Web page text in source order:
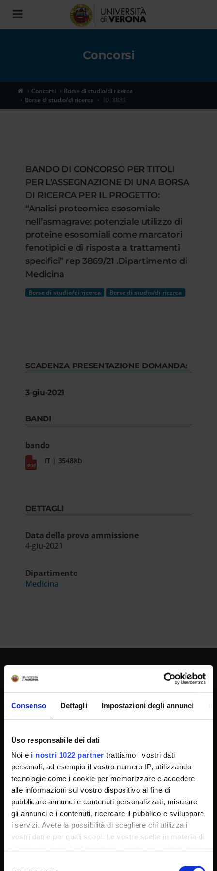
Consenso Dettagli Impostazioni degli annunci
Uso responsabile dei dati
Noi e i nostri 1022 partner trattiamo i vostri dati
personali, ad esempio il vostro numero IP, utilizzando
tecnologie come i cookie per memorizzare e accedere
alle informazioni sul vostro dispositivo al fine di
pubblicare annunci e contenuti personalizzati, misurare
gli annunci e i contenuti, ricercare il pubblico e sviluppare
i servizi. Avete la possibilità di scegliere chi utilizza i
vostri dati e per quali scopi. Le vostre scelte in materia di
Toggle
navigation
Concorsi
Concorsi
Borse di studio/di ricerca
Borse di studio/di ricerca
ID. 8883
BANDO DI CONCORSO PER TITOLI
PER L’ASSEGNAZIONE DI UNA BORSA
DI RICERCA PER IL PROGETTO:
“Analisi proteomica esosomiale
nell’asmagrave: potenziale utilizzo di
proteine esosomiali come marcatori
fenotipici e di risposta a trattamenti
specifici” rep 3869/21 .Dipartimento di
Medicina
Borse di studio/di ricerca Borse di studio/di ricerca
SCADENZA PRESENTAZIONE DOMANDA:
3-giu-2021
BANDI
bando
IT | 3548Kb
DETTAGLI
Data della prova ammissione
4-giu-2021
Dipartimento
Medicina
SPORTELLO ATENEO
Gare di appalto
Atti di notifica
Note legali
Privacy
Cookie
Sponsorizzazioni e donazioni